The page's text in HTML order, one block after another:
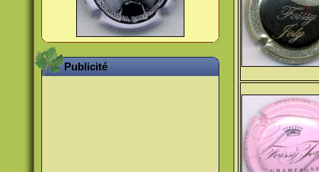
Publicité